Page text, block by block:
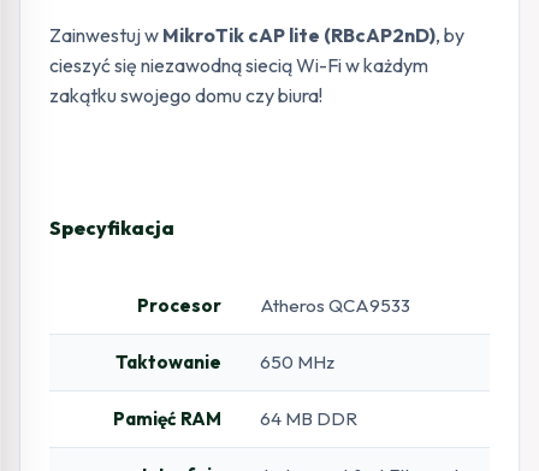
Zainwestuj w MikroTik cAP lite (RBcAP2nD), by
cieszyć się niezawodną siecią Wi-Fi w każdym
zakątku swojego domu czy biura!
Specyfikacja
Procesor Atheros QCA9533
Taktowanie 650 MHz
Pamięć RAM 64 MB DDR